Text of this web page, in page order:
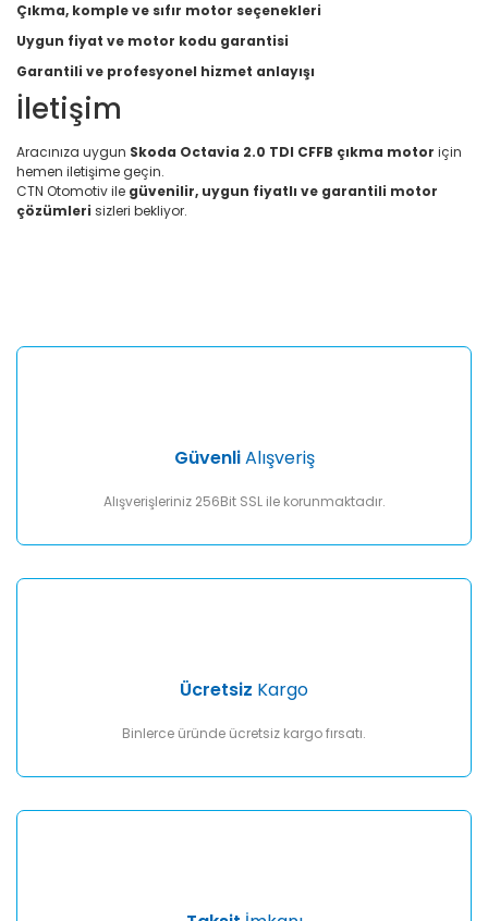
Çıkma, komple ve sıfır motor seçenekleri
Uygun fiyat ve motor kodu garantisi
Garantili ve profesyonel hizmet anlayışı
İletişim
Aracınıza uygun Skoda Octavia 2.0 TDI CFFB çıkma motor için
hemen iletişime geçin.
CTN Otomotiv ile güvenilir, uygun fiyatlı ve garantili motor
çözümleri sizleri bekliyor.
Yorum Yaz
Ürün fiyatı diğer sitelerden daha pahalı.
GüvenliAlışveriş
Alışverişleriniz 256Bit SSL ile korunmaktadır.
Ücretsiz Kargo
Binlerce üründe ücretsiz kargo fırsatı.